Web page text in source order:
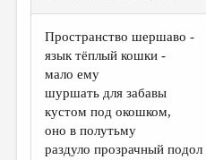
ЛИТСАЛОН
НОВОСТИ
ПРАВИЛА САЙТА
ОТДЕЛЫ И РУБРИКИ
ИЗБРАННОЕ
Пространство шершаво -
язык тёплый кошки -
мало ему
шуршать для забавы
кустом под окошком,
оно в полутьму
раздуло прозрачный подол